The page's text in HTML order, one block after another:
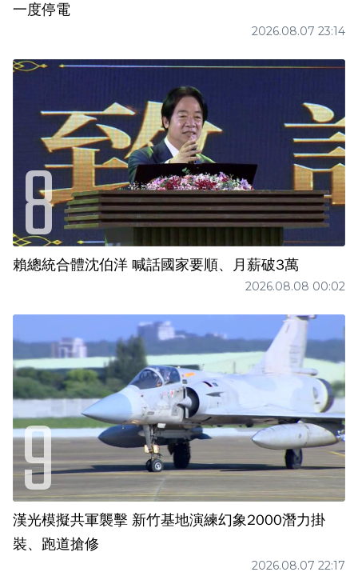
一度停電
2026.08.07 23:14
賴總統合體沈伯洋 喊話國家要順、月薪破3萬
2026.08.08 00:02
漢光模擬共軍襲擊 新竹基地演練幻象2000潛力掛
裝、跑道搶修
2026.08.07 22:17